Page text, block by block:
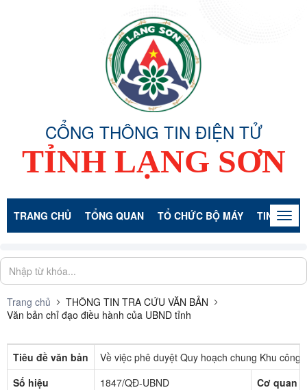
CỔNG THÔNG TIN ĐIỆN TỬ
TỈNH LẠNG SƠN
TRANG CHỦ TỔNG QUAN TỔ CHỨC BỘ MÁY TIN TỨC -
Trang chủ
THÔNG TIN TRA CỨU VĂN BẢN
Văn bản chỉ đạo điều hành của UBND tỉnh
Tiêu đề văn bản
Về việc phê duyệt Quy hoạch chung Khu
Số hiệu
1847/QĐ-UBND
Cơ quan